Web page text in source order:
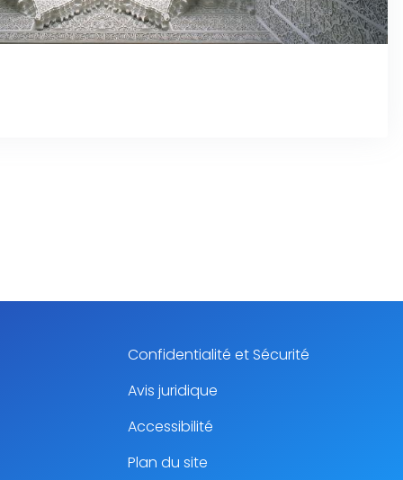
Confidentialité et Sécurité
Avis juridique
Accessibilité
Plan du site